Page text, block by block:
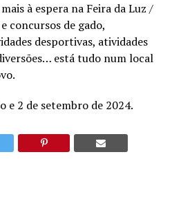
à espera na Feira da Luz /
concursos de gado,
desportivas, atividades
está tudo num local
e 2 de setembro de 2024.​